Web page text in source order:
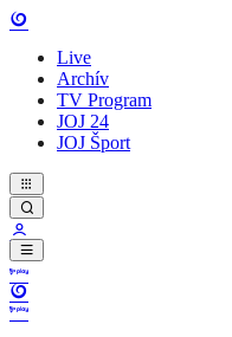
Live
Archív
TV Program
JOJ 24
JOJ Šport